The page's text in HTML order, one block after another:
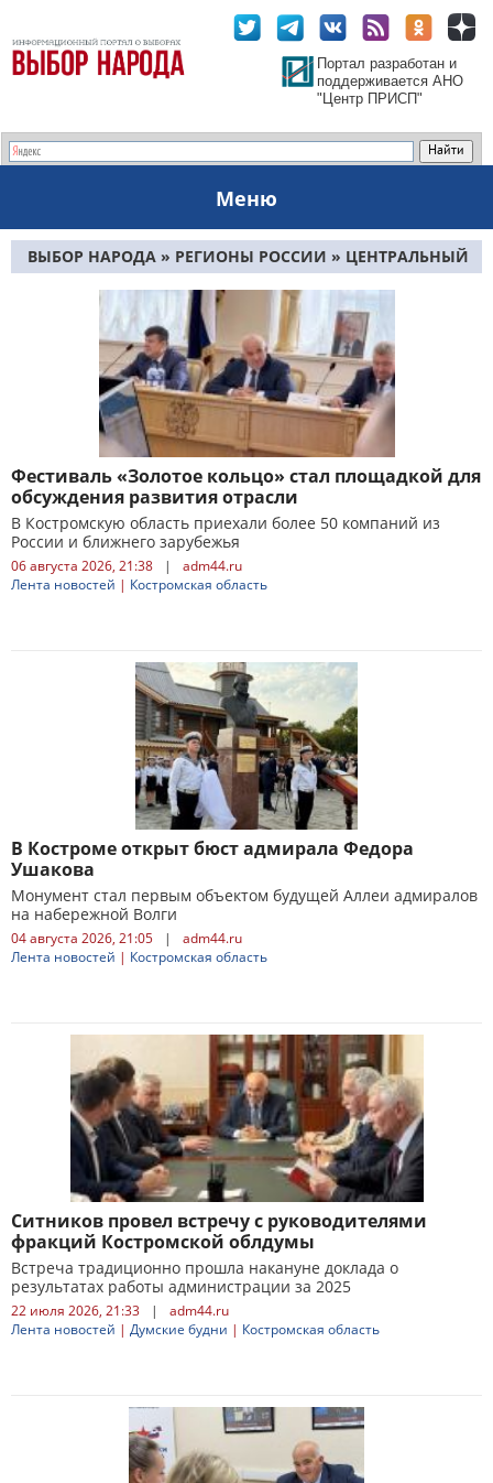
Портал разработан и
поддерживается АНО
"Центр ПРИСП"
Меню
ВЫБОР НАРОДА » РЕГИОНЫ РОССИИ » ЦЕНТРАЛЬНЫЙ
» КОСТРОМСКАЯ ОБЛАСТЬ
Фестиваль «Золотое кольцо» стал площадкой для
обсуждения развития отрасли
В Костромскую область приехали более 50 компаний из
России и ближнего зарубежья
06 августа 2026, 21:38 |
adm44.ru
Лента новостей | Костромская область
В Костроме открыт бюст адмирала Федора
Ушакова
Монумент стал первым объектом будущей Аллеи адмиралов
на набережной Волги
04 августа 2026, 21:05 |
adm44.ru
Лента новостей | Костромская область
Ситников провел встречу с руководителями
фракций Костромской облдумы
Встреча традиционно прошла накануне доклада о
результатах работы администрации за 2025
22 июля 2026, 21:33 |
adm44.ru
Лента новостей | Думские будни | Костромская область